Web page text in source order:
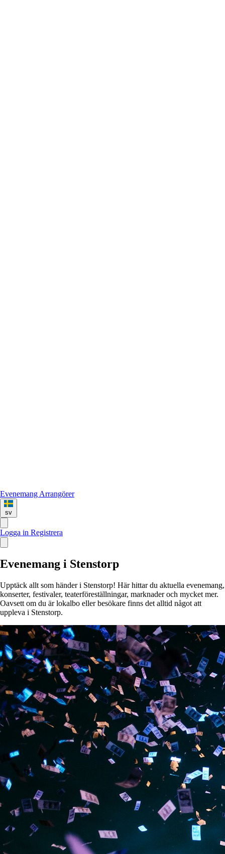
Evenemang Arrangörer
sv
Logga in Registrera
Evenemang i Stenstorp
Upptäck allt som händer i Stenstorp! Här hittar du aktuella evenemang,
konserter, festivaler, teaterföreställningar, marknader och mycket mer.
Oavsett om du är lokalbo eller besökare finns det alltid något att
uppleva i Stenstorp.